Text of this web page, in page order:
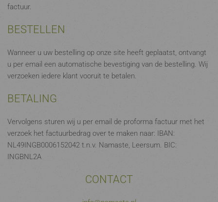
factuur.
BESTELLEN
Wanneer u uw bestelling op onze site heeft geplaatst, ontvangt
u per email een automatische bevestiging van de bestelling. Wij
verzoeken iedere klant vooruit te betalen.
BETALING
Vervolgens sturen wij u per email de proforma factuur met het
verzoek het factuurbedrag over te maken naar: IBAN:
NL49INGB0006152042 t.n.v. Namaste, Leersum. BIC:
INGBNL2A
CONTACT